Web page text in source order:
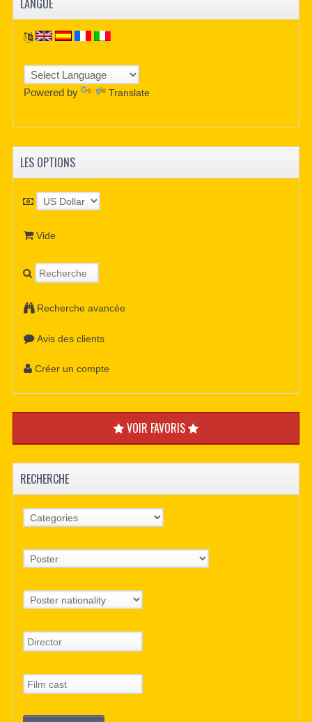
LANGUE
Powered by Translate
LES OPTIONS
Vide
Recherche avancée
Avis des clients
Créer un compte
VOIR FAVORIS
RECHERCHE